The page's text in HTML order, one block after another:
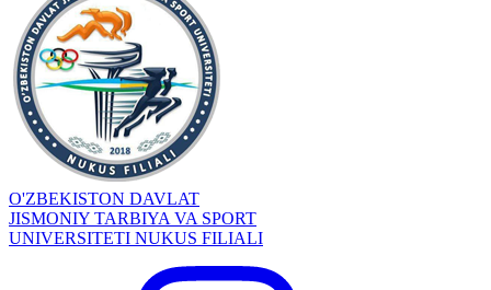
O'ZBEKISTON DAVLAT
JISMONIY TARBIYA VA SPORT
UNIVERSITETI NUKUS FILIALI